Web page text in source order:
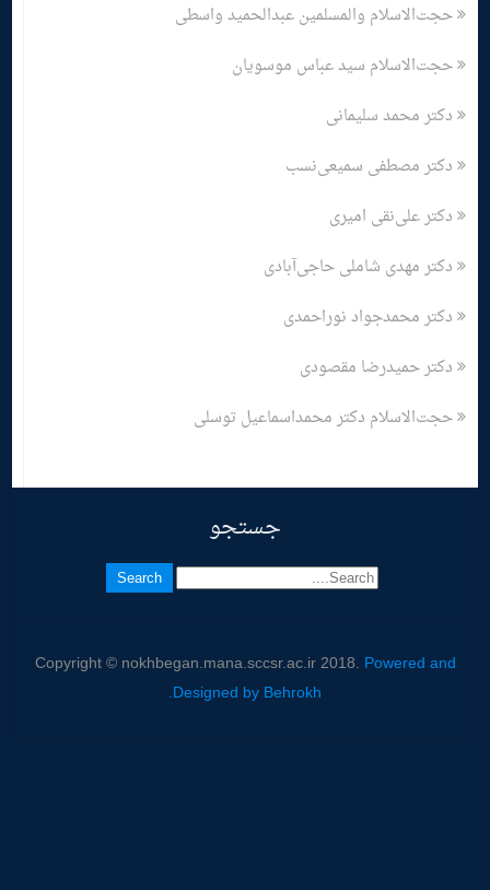
حجت‌الاسلام والمسلمین عبدالحمید واسطی
حجت‌الاسلام سید عباس موسویان
دکتر محمد سلیمانی
دکتر مصطفی سمیعی‌نسب
دکتر علی‌نقی امیری
دکتر مهدی شاملی حاجی‌آبادی
دکتر محمدجواد نوراحمدی
دکتر حمیدرضا مقصودی
حجت‌الاسلام دکتر محمداسماعیل توسلی
جستجو
Copyright © nokhbegan.mana.sccsr.ac.ir 2018. Powered and
Designed by Behrokh.